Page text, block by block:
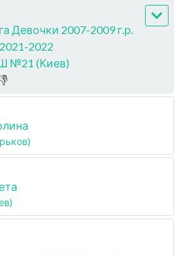
Девочки 2007-2009 г.р.
2022
(Киев)